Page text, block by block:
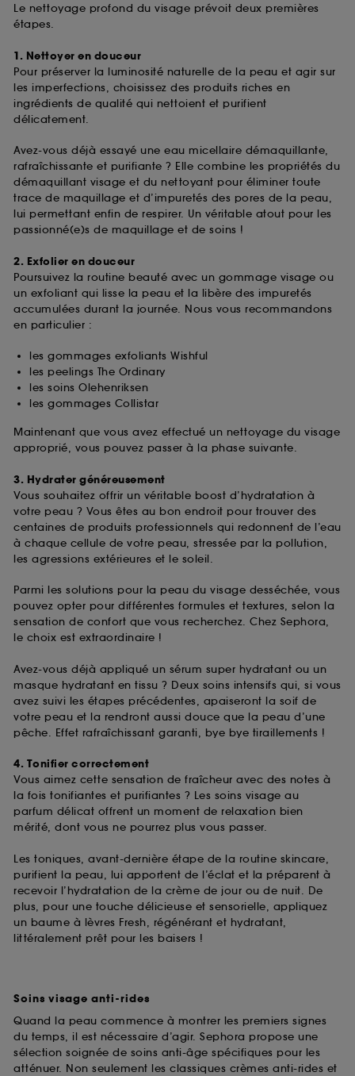
Le nettoyage profond du visage prévoit deux premières
étapes.
1. Nettoyer en douceur
Pour préserver la luminosité naturelle de la peau et agir sur
les imperfections, choisissez des produits riches en
ingrédients de qualité qui nettoient et purifient
délicatement.
Avez-vous déjà essayé une eau micellaire démaquillante,
rafraîchissante et purifiante ? Elle combine les propriétés du
démaquillant visage et du nettoyant pour éliminer toute
trace de maquillage et d’impuretés des pores de la peau,
lui permettant enfin de respirer. Un véritable atout pour les
passionné(e)s de maquillage et de soins !
2. Exfolier en douceur
Poursuivez la routine beauté avec un gommage visage ou
un exfoliant qui lisse la peau et la libère des impuretés
accumulées durant la journée. Nous vous recommandons
en particulier :
les gommages exfoliants Wishful
les peelings The Ordinary
les soins Olehenriksen
les gommages Collistar
Maintenant que vous avez effectué un nettoyage du visage
approprié, vous pouvez passer à la phase suivante.
3. Hydrater généreusement
Vous souhaitez offrir un véritable boost d’hydratation à
votre peau ? Vous êtes au bon endroit pour trouver des
centaines de produits professionnels qui redonnent de l’eau
à chaque cellule de votre peau, stressée par la pollution,
les agressions extérieures et le soleil.
Parmi les solutions pour la peau du visage desséchée, vous
pouvez opter pour différentes formules et textures, selon la
sensation de confort que vous recherchez. Chez Sephora,
le choix est extraordinaire !
Avez-vous déjà appliqué un sérum super hydratant ou un
masque hydratant en tissu ? Deux soins intensifs qui, si vous
avez suivi les étapes précédentes, apaiseront la soif de
votre peau et la rendront aussi douce que la peau d’une
pêche. Effet rafraîchissant garanti, bye bye tiraillements !
4. Tonifier correctement
Vous aimez cette sensation de fraîcheur avec des notes à
la fois tonifiantes et purifiantes ? Les soins visage au
parfum délicat offrent un moment de relaxation bien
mérité, dont vous ne pourrez plus vous passer.
Les toniques, avant-dernière étape de la routine skincare,
purifient la peau, lui apportent de l’éclat et la préparent à
recevoir l’hydratation de la crème de jour ou de nuit. De
plus, pour une touche délicieuse et sensorielle, appliquez
un baume à lèvres Fresh, régénérant et hydratant,
littéralement prêt pour les baisers !
Soins visage anti-rides
Quand la peau commence à montrer les premiers signes
du temps, il est nécessaire d’agir. Sephora propose une
sélection soignée de soins anti-âge spécifiques pour les
atténuer. Non seulement les classiques crèmes anti-rides et